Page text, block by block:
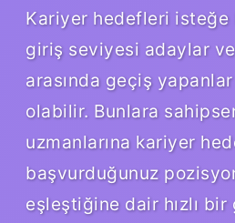
Kariyer hedefleri isteğe
giriş seviyesi adaylar
arasında geçiş
olabilir. Bunlara
uzmanlarına kariyer
başvurduğunuz
eşleştiğine dair hızlı bir